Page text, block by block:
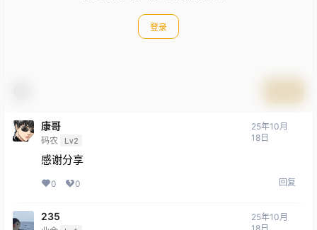
登录
康哥
码农 Lv2
25年10月
18日
感谢分享
0 0 回复
235
25年10月